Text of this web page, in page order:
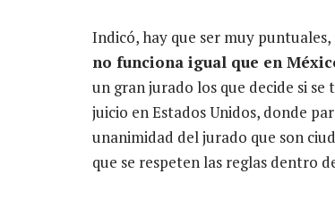
Indicó, hay que ser muy
no funciona igual que en
un gran jurado los que decide si
juicio en Estados Unidos, donde
unanimidad del jurado que son
que se respeten las reglas dentro